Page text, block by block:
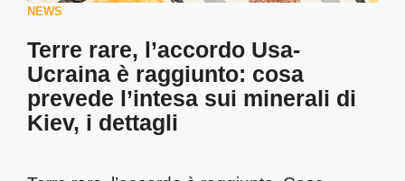
NEWS
Terre rare, l’accordo Usa-
Ucraina è raggiunto: cosa
prevede l’intesa sui minerali di
Kiev, i dettagli